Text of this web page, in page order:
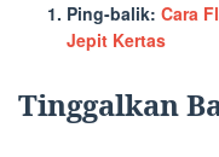
Ping-balik: Cara
Jepit Kertas
Tinggalkan